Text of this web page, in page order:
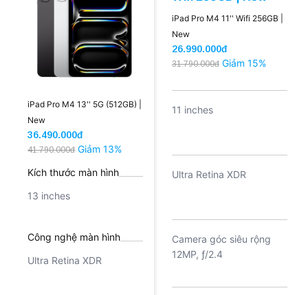
iPad Pro M4 13'' 5G (512GB) |
New
36.490.000đ
41.790.000đ Giảm 13%
Kích thước màn hình
13 inches
Công nghệ màn hình
Ultra Retina XDR
iPad Pro M4 11'' Wifi 256GB |
New
26.990.000đ
31.790.000đ Giảm 15%
11 inches
Ultra Retina XDR
Camera góc siêu rộng
12MP, ƒ/2.4